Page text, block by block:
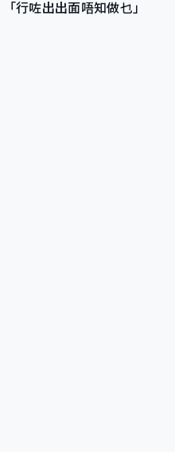
行咗出出面唔知做乜」